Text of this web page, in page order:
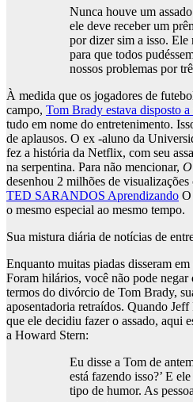
Nunca houve um
ele deve receber um
por dizer sim a isso. Ele
para que todos
nossos problemas por
À medida que os jogadores de
campo, Tom Brady estava disposto a
tudo em nome do entretenimento.
de aplausos. O ex -aluno da
fez a história da Netflix, com seu
na serpentina. Para não mencionar,
desenhou 2 milhões de visualizações
TED SARANDOS Aprendizando O
o mesmo especial ao mesmo tempo.
Sua mistura diária de notícias de
Enquanto muitas piadas disseram em
Foram hilários, você não pode negar
termos do divórcio de Tom Brady,
aposentadoria retraídos. Quando
que ele decidiu fazer o assado, aqui
a Howard Stern:
Eu disse a Tom de
está fazendo isso?’ E
tipo de humor. As